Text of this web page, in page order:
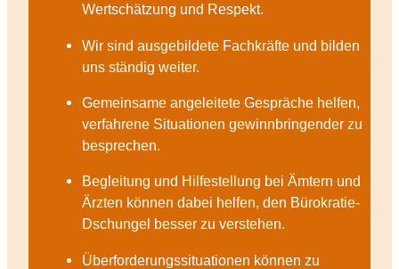
Wertschätzung und Respekt.
Wir sind ausgebildete Fachkräfte und bilden
uns ständig weiter.
Gemeinsame angeleitete Gespräche helfen,
verfahrene Situationen gewinnbringender zu
besprechen.
Begleitung und Hilfestellung bei Ämtern und
Ärzten können dabei helfen, den Bürokratie-
Dschungel besser zu verstehen.
Überforderungssituationen können zu